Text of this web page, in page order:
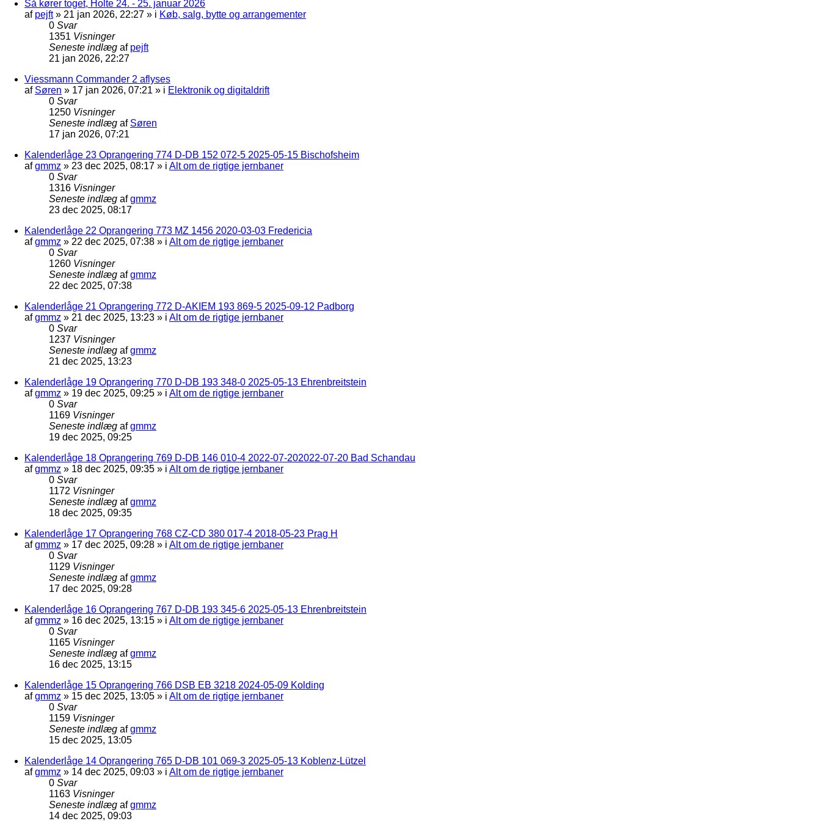
Så kører toget, Holte 24. - 25. januar 2026
af pejft» 21 jan 2026, 22:27 » i Køb, salg, bytte og arrangementer
0 Svar
1351 Visninger
Seneste indlæg af pejft
21 jan 2026, 22:27
Viessmann Commander 2 aflyses
af Søren » 17 jan 2026, 07:21 » i Elektronik og digitaldrift
0 Svar
1250 Visninger
Seneste indlæg af Søren
17 jan 2026, 07:21
Kalenderlåge 23 Oprangering 774 D-DB 152 072-5 2025-05-15 Bischofsheim
afgmmz » 23 dec 2025, 08:17 » i Alt om de rigtige jernbaner
0 Svar
1316 Visninger
Seneste indlæg afgmmz
23 dec 2025, 08:17
Kalenderlåge 22 Oprangering 773 MZ 1456 2020-03-03 Fredericia
afgmmz » 22 dec 2025, 07:38 » i Alt om de rigtige jernbaner
0 Svar
1260 Visninger
Seneste indlæg afgmmz
22 dec 2025, 07:38
Kalenderlåge 21 Oprangering 772 D-AKIEM 193 869-5 2025-09-12 Padborg
afgmmz » 21 dec 2025, 13:23 » i Alt om de rigtige jernbaner
0 Svar
1237 Visninger
Seneste indlæg afgmmz
21 dec 2025, 13:23
Kalenderlåge 19 Oprangering 770 D-DB 193 348-0 2025-05-13 Ehrenbreitstein
afgmmz » 19 dec 2025, 09:25 » i Alt om de rigtige jernbaner
0 Svar
1169 Visninger
Seneste indlæg afgmmz
19 dec 2025, 09:25
Kalenderlåge 18 Oprangering 769 D-DB 146 010-4 2022-07-202022-07-20 Bad Schandau
afgmmz » 18 dec 2025, 09:35 » i Alt om de rigtige jernbaner
0 Svar
1172 Visninger
Seneste indlæg afgmmz
18 dec 2025, 09:35
Kalenderlåge 17 Oprangering 768 CZ-CD 380 017-4 2018-05-23 Prag H
afgmmz » 17 dec 2025, 09:28 » i Alt om de rigtige jernbaner
0 Svar
1129 Visninger
Seneste indlæg afgmmz
17 dec 2025, 09:28
Kalenderlåge 16 Oprangering 767 D-DB 193 345-6 2025-05-13 Ehrenbreitstein
afgmmz » 16 dec 2025, 13:15 » i Alt om de rigtige jernbaner
0 Svar
1165 Visninger
Seneste indlæg afgmmz
16 dec 2025, 13:15
Kalenderlåge 15 Oprangering 766 DSB EB 3218 2024-05-09 Kolding
afgmmz » 15 dec 2025, 13:05 » i Alt om de rigtige jernbaner
0 Svar
1159 Visninger
Seneste indlæg afgmmz
15 dec 2025, 13:05
Kalenderlåge 14 Oprangering 765 D-DB 101 069-3 2025-05-13 Koblenz-Lützel
afgmmz » 14 dec 2025, 09:03 » i Alt om de rigtige jernbaner
0 Svar
1163 Visninger
Seneste indlæg afgmmz
14 dec 2025, 09:03